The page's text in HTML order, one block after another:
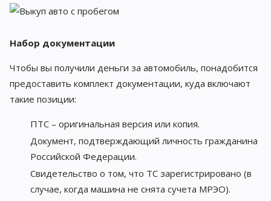
Набор документации
Чтобы вы получили деньги за автомобиль, понадобится
предоставить комплект документации, куда включают
такие позиции:
ПТС – оригинальная версия или копия.
Документ, подтверждающий личность гражданина
Российской Федерации.
Свидетельство о том, что ТС зарегистрировано (в
случае, когда машина не снята сучета МРЭО).